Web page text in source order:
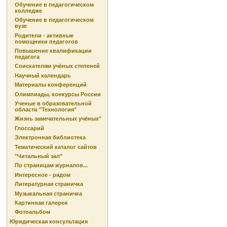
Обучение в педагогическом
колледже
Обучение в педагогическом
вузе
Родители - активные
помощники педагогов
Повышение квалификации
педагога
Соискателям учёных степеней
Научный календарь
Материалы конференций
Олимпиады, конкурсы России
Ученые в образовательной
области "Технология"
Жизнь замечательных учёных"
Глоссарий
Электронная библиотека
Тематический каталог сайтов
"Читальный зал"
По страницам журналов...
Интересное - рядом
Литературная страничка
Музыкальная страничка
Картинная галерея
Фотоальбом
Юридическая консультация